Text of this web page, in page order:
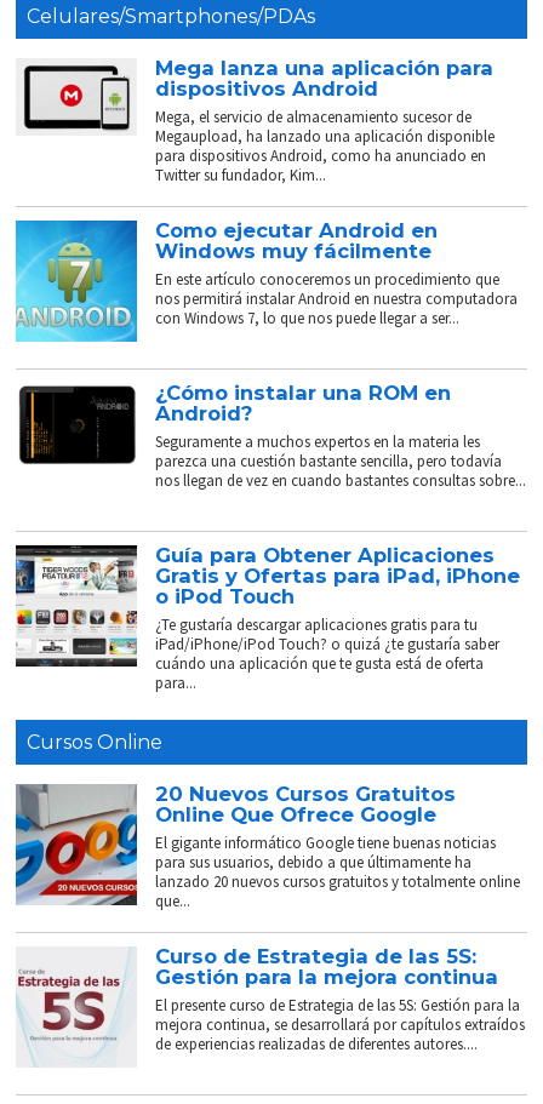
Celulares/Smartphones/PDAs
Mega lanza una aplicación para
dispositivos Android
Mega, el servicio de almacenamiento sucesor de
Megaupload, ha lanzado una aplicación disponible
para dispositivos Android, como ha anunciado en
Twitter su fundador, Kim...
Como ejecutar Android en
Windows muy fácilmente
En este artículo conoceremos un procedimiento que
nos permitirá instalar Android en nuestra computadora
con Windows 7, lo que nos puede llegar a ser...
¿Cómo instalar una ROM en
Android?
Seguramente a muchos expertos en la materia les
parezca una cuestión bastante sencilla, pero todavía
nos llegan de vez en cuando bastantes consultas sobre...
Guía para Obtener Aplicaciones
Gratis y Ofertas para iPad, iPhone
o iPod Touch
¿Te gustaría descargar aplicaciones gratis para tu
iPad/iPhone/iPod Touch? o quizá ¿te gustaría saber
cuándo una aplicación que te gusta está de oferta
para...
Cursos Online
20 Nuevos Cursos Gratuitos
Online Que Ofrece Google
El gigante informático Google tiene buenas noticias
para sus usuarios, debido a que últimamente ha
lanzado 20 nuevos cursos gratuitos y totalmente online
que...
Curso de Estrategia de las 5S:
Gestión para la mejora continua
El presente curso de Estrategia de las 5S: Gestión para la
mejora continua, se desarrollará por capítulos extraídos
de experiencias realizadas de diferentes autores....